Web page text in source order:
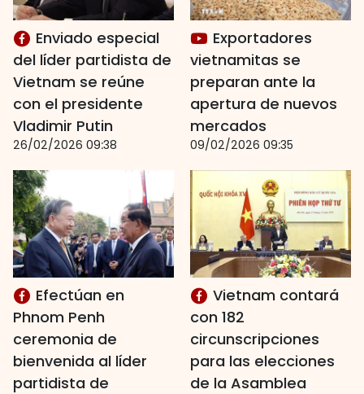
Enviado especial
del líder partidista de
Vietnam se reúne
con el presidente
Vladimir Putin
26/02/2026 09:38
Exportadores
vietnamitas se
preparan ante la
apertura de nuevos
mercados
09/02/2026 09:35
Efectúan en
Phnom Penh
ceremonia de
bienvenida al líder
partidista de
Vietnam contará
con 182
circunscripciones
para las elecciones
de la Asamblea